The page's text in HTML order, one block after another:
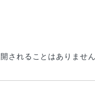
されることはありません